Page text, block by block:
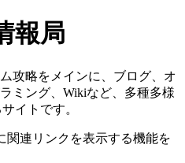
報局
攻略をメインに、ブログ、オ
ミング、Wikiなど、多種多様
イトです。
連リンクを表示する機能を